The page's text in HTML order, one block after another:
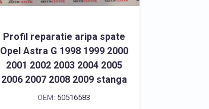
Profil reparatie aripa spate
Opel Astra G 1998 1999 2000
2001 2002 2003 2004 2005
2006 2007 2008 2009 stanga
OEM: 50516583